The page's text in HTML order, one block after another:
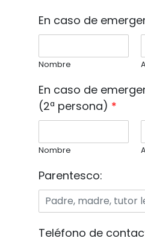
En caso de
Nombre
En caso de
(2ª persona) *
Nombre
Parentesco:
Teléfono de